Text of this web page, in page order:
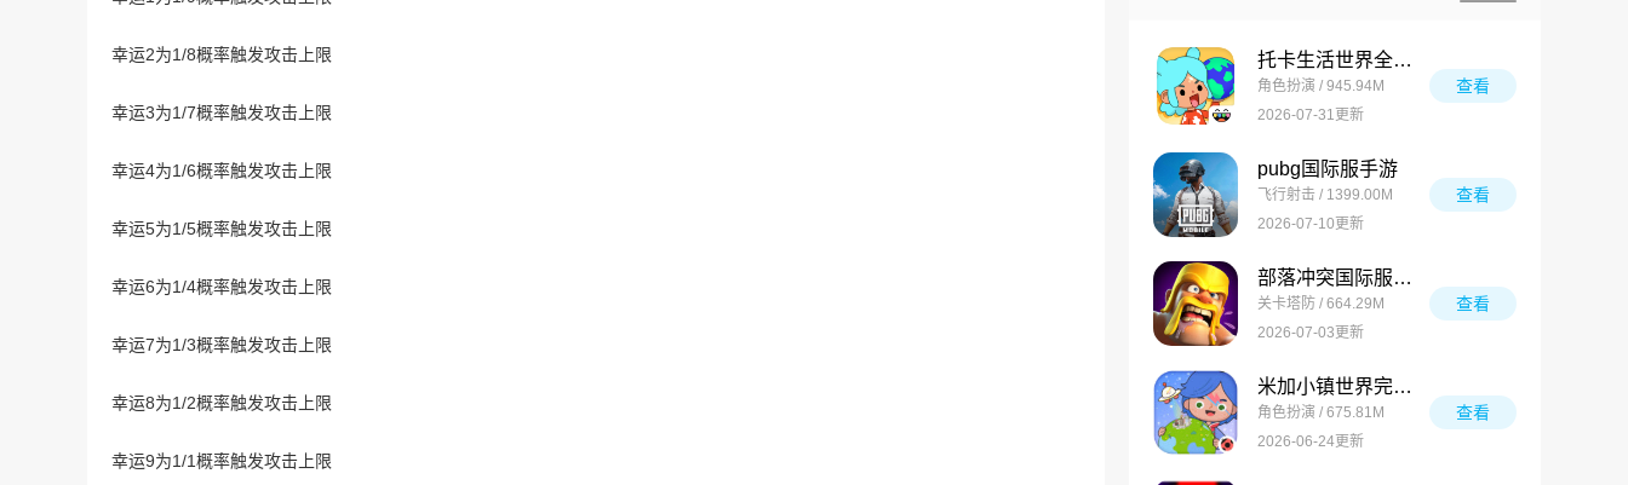
幸运2为1/8概率触发攻击上限
幸运3为1/7概率触发攻击上限
幸运4为1/6概率触发攻击上限
幸运5为1/5概率触发攻击上限
幸运6为1/4概率触发攻击上限
幸运7为1/3概率触发攻击上限
幸运8为1/2概率触发攻击上限
幸运9为1/1概率触发攻击上限
托卡生活世界全解锁版
角色扮演 / 945.94M
2026-07-31更新
查看
pubg国际服手游
飞行射击 / 1399.00M
2026-07-10更新
查看
部落冲突国际服最新版
关卡塔防 / 664.29M
2026-07-03更新
查看
米加小镇世界完整版
角色扮演 / 675.81M
2026-06-24更新
查看